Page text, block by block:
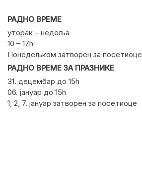
РАДНО ВРЕМЕ
уторак – недеља
10 – 17h
Понедељком затворен за посетиоце
РАДНО ВРЕМЕ ЗА ПРАЗНИКЕ
31. децембар до 15h
06. јануар до 15h
1, 2, 7. јануар затворен за посетиоце